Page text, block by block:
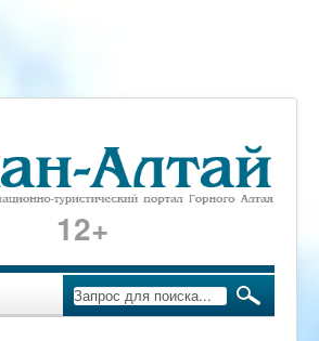
12+